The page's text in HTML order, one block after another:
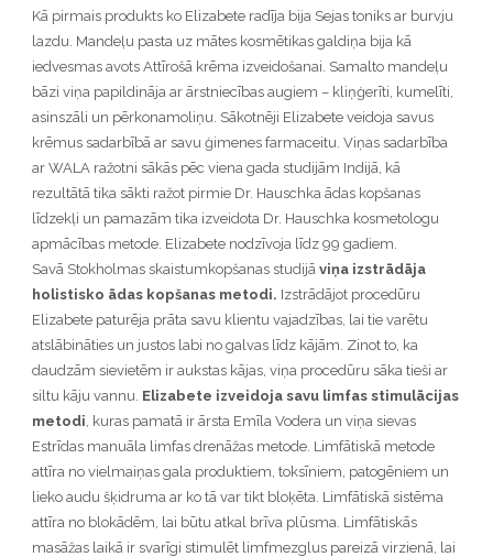
Kā pirmais produkts ko Elizabete radīja bija Sejas toniks ar burvju
lazdu. Mandeļu pasta uz mātes kosmētikas galdiņa bija kā
iedvesmas avots Attīrošā krēma izveidošanai. Samalto mandeļu
bāzi viņa papildināja ar ārstniecības augiem – kliņģerīti, kumelīti,
asinszāli un pērkonamoliņu. Sākotnēji Elizabete veidoja savus
krēmus sadarbībā ar savu ģimenes farmaceitu. Viņas sadarbība
ar WALA ražotni sākās pēc viena gada studijām Indijā, kā
rezultātā tika sākti ražot pirmie Dr. Hauschka ādas kopšanas
līdzekļi un pamazām tika izveidota Dr. Hauschka kosmetologu
apmācības metode. Elizabete nodzīvoja līdz 99 gadiem.
Savā Stokholmas skaistumkopšanas studijā viņa izstrādāja
holistisko ādas kopšanas metodi. Izstrādājot procedūru
Elizabete paturēja prāta savu klientu vajadzības, lai tie varētu
atslābināties un justos labi no galvas līdz kājām. Zinot to, ka
daudzām sievietēm ir aukstas kājas, viņa procedūru sāka tieši ar
siltu kāju vannu. Elizabete izveidoja savu limfas stimulācijas
metodi , kuras pamatā ir ārsta Emīla Vodera un viņa sievas
Estrīdas manuāla limfas drenāžas metode. Limfātiskā metode
attīra no vielmaiņas gala produktiem, toksīniem, patogēniem un
lieko audu šķidruma ar ko tā var tikt bloķēta. Limfātiskā sistēma
attīra no blokādēm, lai būtu atkal brīva plūsma. Limfātiskās
masāžas laikā ir svarīgi stimulēt limfmezglus pareizā virzienā, lai